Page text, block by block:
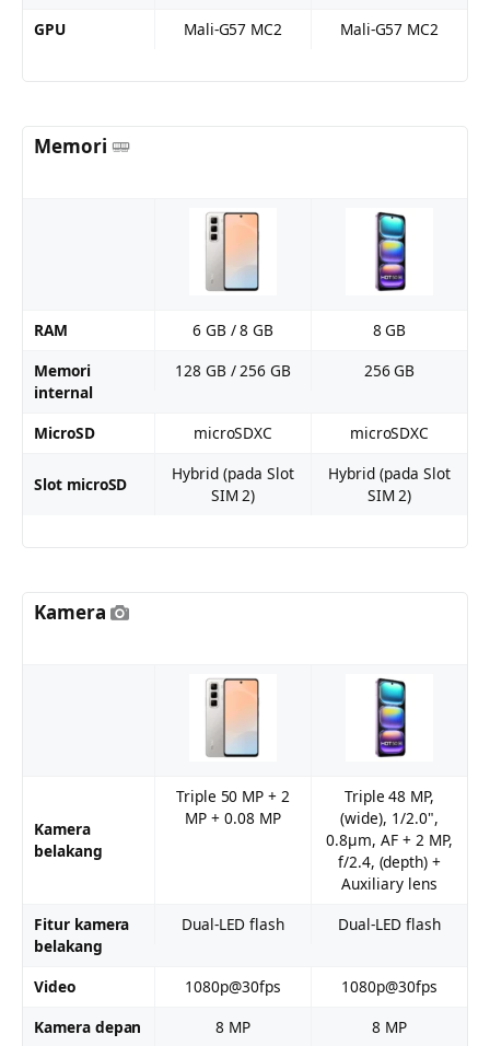
GPU
Mali-G57 MC2 Mali-G57 MC2
Memori
RAM 6 GB / 8 GB
8 GB
Memori
internal
128 GB / 256 GB 256 GB
MicroSD microSDXC microSDXC
Slot microSD
Hybrid (pada Slot
SIM 2)
Hybrid (pada Slot
SIM 2)
Kamera
Kamera
belakang
Triple 50 MP + 2
MP + 0.08 MP
Triple 48 MP,
(wide), 1/2.0",
0.8µm, AF + 2 MP,
f/2.4, (depth) +
Auxiliary lens
Fitur kamera
belakang
Dual-LED flash Dual-LED flash
Video 1080p@30fps
1080p@30fps
Kamera depan
8 MP
8 MP